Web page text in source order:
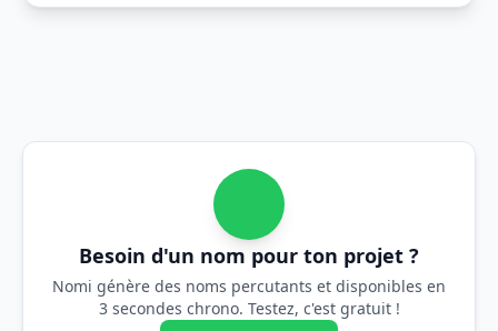
Besoin d'un nom pour ton projet ?
Nomi génère des noms percutants et disponibles en
3 secondes chrono. Testez, c'est gratuit !